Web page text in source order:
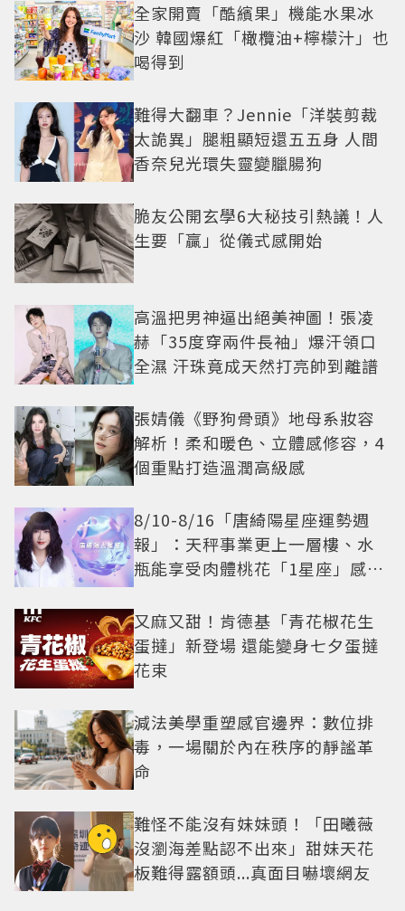
全家開賣「酷繽果」機能水果冰
沙 韓國爆紅「橄欖油+檸檬汁」也
喝得到
難得大翻車？Jennie「洋裝剪裁
太詭異」腿粗顯短還五五身 人間
香奈兒光環失靈變臘腸狗
脆友公開玄學6大秘技引熱議！人
生要「贏」從儀式感開始
高溫把男神逼出絕美神圖！張凌
赫「35度穿兩件長袖」爆汗領口
全濕 汗珠竟成天然打亮帥到離譜
張婧儀《野狗骨頭》地母系妝容
解析！柔和暖色、立體感修容，4
個重點打造溫潤高級感
8/10-8/16「唐綺陽星座運勢週
報」：天秤事業更上一層樓、水
瓶能享受肉體桃花「1星座」感情
又麻又甜！肯德基「青花椒花生
蛋撻」新登場 還能變身七夕蛋撻
花束
減法美學重塑感官邊界：數位排
毒，一場關於內在秩序的靜謐革
命
難怪不能沒有妹妹頭！「田曦薇
沒瀏海差點認不出來」甜妹天花
板難得露額頭...真面目嚇壞網友